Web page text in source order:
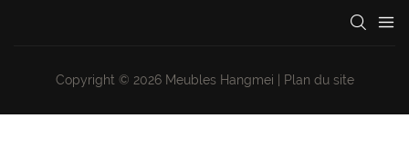
Copyright © 2026 Meubles Hangmei | Plan du site